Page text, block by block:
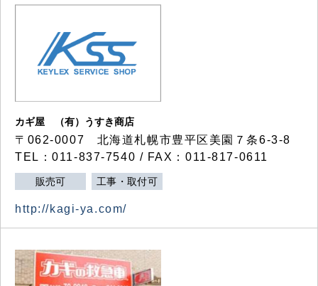
カギ屋 （有）うすき商店
〒062-0007 北海道札幌市豊平区美園７条6-3-8
TEL：011-837-7540 / FAX：011-817-0611
販売可 工事・取付可
http://kagi-ya.com/